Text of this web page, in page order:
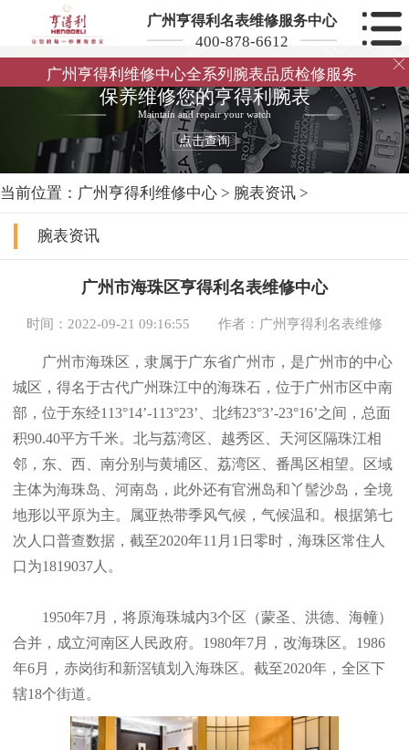
广州亨得利名表维修服务中心
400-878-6612
广州亨得利维修中心全系列腕表品质检修服务

保养维修您的亨得利腕表
Maintain and repair your watch
点击查询
当前位置： 广州亨得利维修中心 > 腕表资讯 >
腕表资讯
广州市海珠区亨得利名表维修中心
时间：2022-09-21 09:16:55 作者：广州亨得利名表维修
广州市海珠区，隶属于广东省广州市，是广州市的中心
城区，得名于古代广州珠江中的海珠石，位于广州市区中南
部，位于东经113°14’-113°23’、北纬23°3’-23°16’之间，总面
积90.40平方千米。北与荔湾区、越秀区、天河区隔珠江相
邻，东、西、南分别与黄埔区、荔湾区、番禺区相望。区域
主体为海珠岛、河南岛，此外还有官洲岛和丫髻沙岛，全境
地形以平原为主。属亚热带季风气候，气候温和。根据第七
次人口普查数据，截至2020年11月1日零时，海珠区常住人
口为1819037人。
1950年7月，将原海珠城内3个区（蒙圣、洪德、海幢）
合并，成立河南区人民政府。1980年7月，改海珠区。1986
年6月，赤岗街和新滘镇划入海珠区。截至2020年，全区下
辖18个街道。